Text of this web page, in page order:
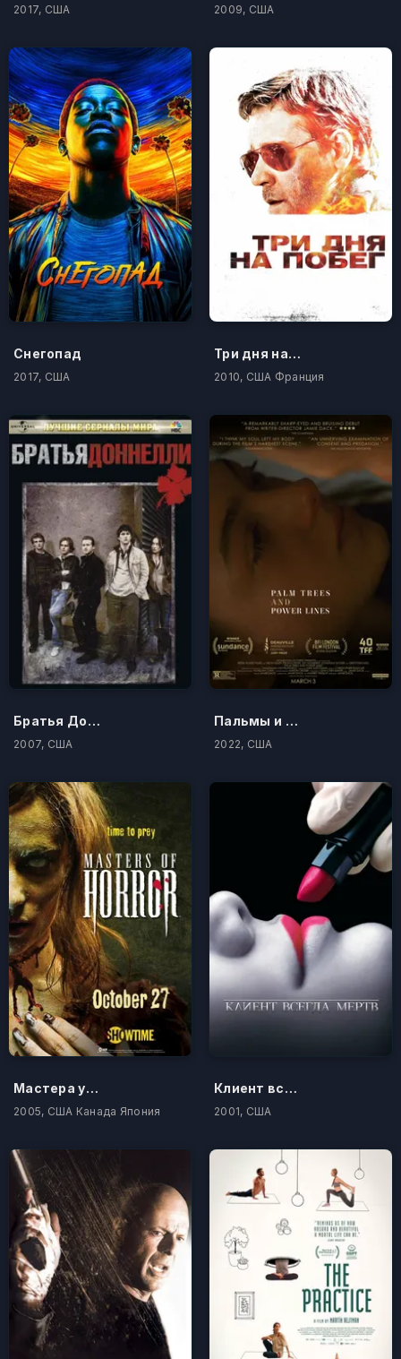
2017, США 2009, США
Снегопад
2017, США
Три дня на побег
2010, США Франция
Братья Доннелли
2007, США
Пальмы и линии электропередач
2022, США
Мастера ужасов
2005, США Канада Япония
Клиент всегда мертв
2001, США